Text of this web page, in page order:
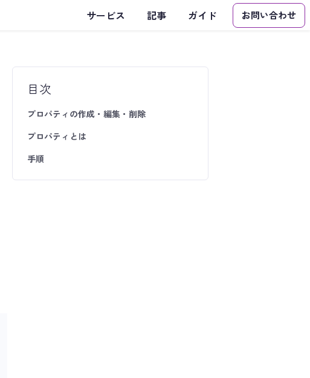
サービス 記事 ガイド お問い合わせ
目次
プロパティの作成・編集・削除
プロパティとは
手順